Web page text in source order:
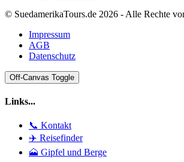
© SuedamerikaTours.de 2026 - Alle Rechte
Impressum
AGB
Datenschutz
Off-Canvas Toggle
Links...
📞 Kontakt
✈️ Reisefinder
🗻 Gipfel und Berge